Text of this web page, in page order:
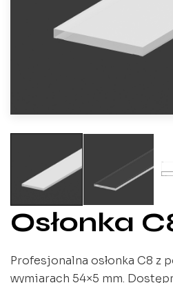
Osłonka
Profesjonalna osłonka C8 z
wymiarach 54×5 mm.